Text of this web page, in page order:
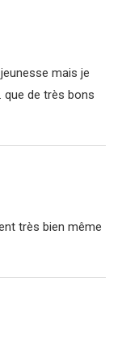
mais je
que de très bons
très bien même